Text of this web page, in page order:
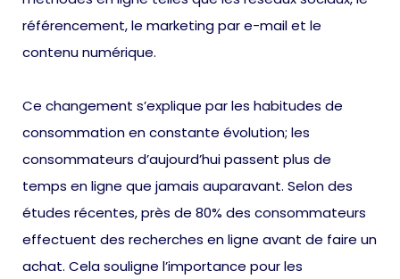
référencement, le marketing par e-mail et le
contenu numérique.
Ce changement s’explique par les habitudes de
consommation en constante évolution; les
consommateurs d’aujourd’hui passent plus de
temps en ligne que jamais auparavant. Selon des
études récentes, près de 80% des consommateurs
effectuent des recherches en ligne avant de faire un
achat. Cela souligne l’importance pour les